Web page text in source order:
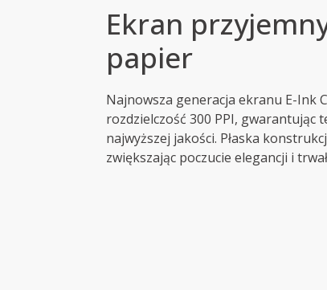
Ekran
papier
Najnowsza generacja ekranu E-Ink
rozdzielczość 300 PPI,
najwyższej jakości. Płaska
zwiększając poczucie elegancji i